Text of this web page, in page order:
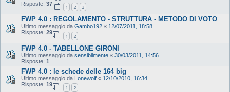
Risposte: 37
1 2 3
FWP 4.0 : REGOLAMENTO - STRUTTURA - METODO DI VOTO
Ultimo messaggio da Gambo192 « 12/07/2011, 18:58
Risposte: 29
1 2
FWP 4.0 - TABELLONE GIRONI
Ultimo messaggio da sensibilmente « 30/03/2011, 14:56
Risposte: 1
FWP 4.0 : le schede delle 164 big
Ultimo messaggio da Lonewolf « 12/10/2010, 16:34
Risposte: 19
1 2